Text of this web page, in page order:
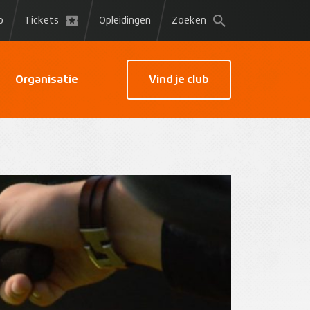
Tickets Opleidingen Zoeken
Organisatie Vind je club